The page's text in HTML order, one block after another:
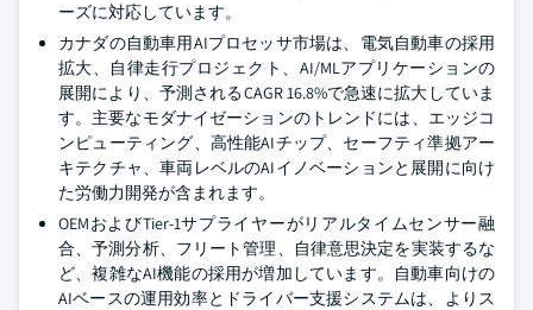
ーズに対応しています。
カナダの自動車用AIプロセッサ市場は、電気自動車の採用
拡大、自律走行プロジェクト、AI/MLアプリケーションの
展開により、予測されるCAGR 16.8%で急速に拡大していま
す。主要なモダナイゼーションのトレンドには、エッジコ
ンピューティング、高性能AIチップ、セーフティ準拠アー
キテクチャ、車両レベルのAIイノベーションと展開に向け
た労働力開発が含まれます。
OEMおよびTier-1サプライヤーがリアルタイムセンサー融
合、予測分析、フリート管理、自律意思決定を実装するな
ど、複雑なAI機能の採用が増加しています。自動車向けの
AIベースの運用効率とドライバー支援システムは、よりス